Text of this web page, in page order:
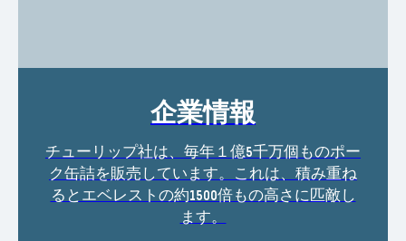
企業情報
チューリップ社は、毎年１億5千万個ものポー
ク缶詰を販売しています。これは、積み重ね
るとエベレストの約1500倍もの高さに匹敵し
ます。